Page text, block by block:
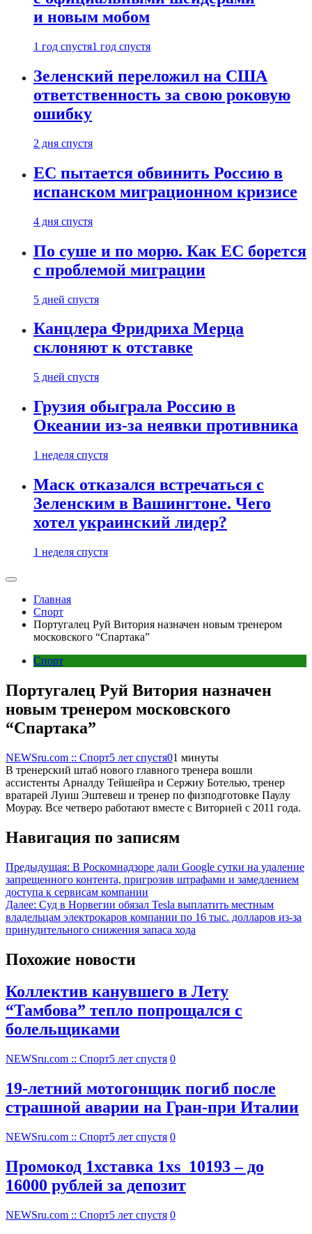
и новым мобом
1 год спустя1 год спустя
Зеленский переложил на США
ответственность за свою роковую
ошибку
2 дня спустя
ЕС пытается обвинить Россию в
испанском миграционном кризисе
4 дня спустя
По суше и по морю. Как ЕС борется
с проблемой миграции
5 дней спустя
Канцлера Фридриха Мерца
склоняют к отставке
5 дней спустя
Грузия обыграла Россию в
Океании из-за неявки противника
1 неделя спустя
Маск отказался встречаться с
Зеленским в Вашингтоне. Чего
хотел украинский лидер?
1 неделя спустя
Главная
Спорт
Португалец Руй Витория назначен новым тренером
московского “Спартака”
Спорт
Португалец Руй Витория назначен
новым тренером московского
“Спартака”
NEWSru.com :: Спорт5 лет спустя01 минуты
В тренерский штаб нового главного тренера вошли
ассистенты Арналду Тейшейра и Сержиу Ботелью, тренер
вратарей Луиш Эштевеш и тренер по физподготовке Паулу
Моурау. Все четверо работают вместе с Виторией с 2011 года.
Навигация по записям
Предыдущая: В Роскомнадзоре дали Google сутки на удаление
запрещенного контента, пригрозив штрафами и замедлением
доступа к сервисам компании
Далее: Суд в Норвегии обязал Tesla выплатить местным
владельцам электрокаров компании по 16 тыс. долларов из-за
принудительного снижения запаса хода
Похожие новости
Коллектив канувшего в Лету
“Тамбова” тепло попрощался с
болельщиками
NEWSru.com :: Спорт5 лет спустя 0
19-летний мотогонщик погиб после
страшной аварии на Гран-при Италии
NEWSru.com :: Спорт5 лет спустя 0
Промокод 1хставка 1xs_10193 – до
16000 рублей за депозит
NEWSru.com :: Спорт5 лет спустя 0